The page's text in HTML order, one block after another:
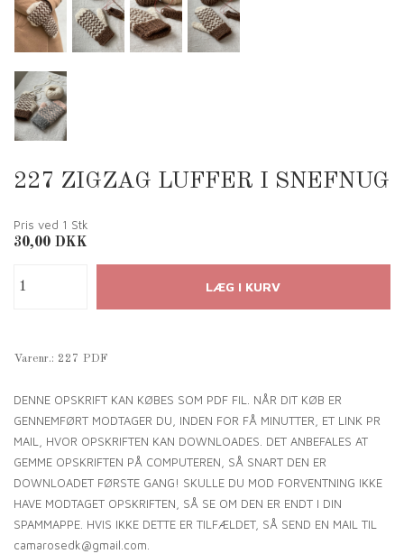
227 ZIGZAG LUFFER I SNEFNUG
Pris ved 1 Stk
30,00 DKK
Varenr.: 227 PDF
DENNE OPSKRIFT KAN KØBES SOM PDF FIL. NÅR DIT KØB ER
GENNEMFØRT MODTAGER DU, INDEN FOR FÅ MINUTTER, ET LINK PR
MAIL, HVOR OPSKRIFTEN KAN DOWNLOADES. DET ANBEFALES AT
GEMME OPSKRIFTEN PÅ COMPUTEREN, SÅ SNART DEN ER
DOWNLOADET FØRSTE GANG! SKULLE DU MOD FORVENTNING IKKE
HAVE MODTAGET OPSKRIFTEN, SÅ SE OM DEN ER ENDT I DIN
SPAMMAPPE. HVIS IKKE DETTE ER TILFÆLDET, SÅ SEND EN MAIL TIL
camarosedk@gmail.com.